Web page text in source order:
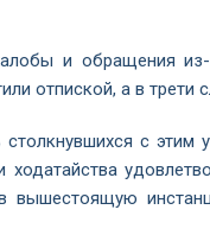
и обращения
отпиской, а в трети
с